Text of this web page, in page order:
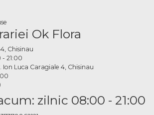
Ok Flora
Chisinau
21:00
Ion Luca Caragiale 4, Chisinau
zilnic 08:00 - 21:00